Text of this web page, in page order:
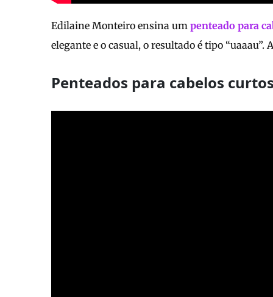
Edilaine Monteiro ensina um penteado para
elegante e o casual, o resultado é tipo “uaaau”.
Penteados para cabelos